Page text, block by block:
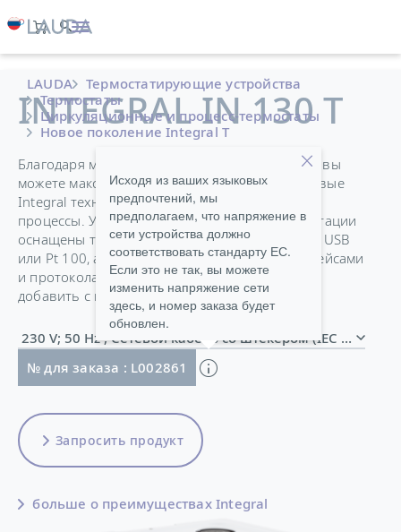
LAUDA
Термостатирующие устройства
Термостаты
Циркуляционные и процесс-термостаты
Новое поколение Integral T
INTEGRAL IN 130 T
Благодаря модульной концепции интерфейса, вы
можете максимально гибко интегрировать новые
Integral технологические термостаты в ваши
процессы. Устройства в стандартной комплектации
оснащены такими интерфейсами, как Ethernet, USB
или Pt 100, а также дополнительными интерфейсами
и протоколами связи, которые можно легко
добавить с помощью модулей.
230 V; 50 Hz , Сетевой кабель со штекером (IEC
№ для заказа : L002861
Исходя из ваших языковых
предпочтений, мы
предполагаем, что напряжение в
сети устройства должно
соответствовать стандарту ЕС.
Если это не так, вы можете
изменить напряжение сети
здесь, и номер заказа будет
обновлен.
Запросить продукт
больше о преимуществах Integral